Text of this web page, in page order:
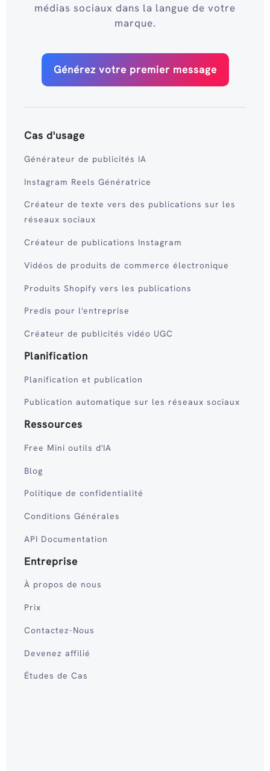
médias sociaux dans la langue de votre
marque.
Générez votre premier message
Cas d'usage
Générateur de publicités IA
Instagram Reels Génératrice
Créateur de texte vers des publications sur les
réseaux sociaux
Créateur de publications Instagram
Vidéos de produits de commerce électronique
Produits Shopify vers les publications
Predis pour l'entreprise
Créateur de publicités vidéo UGC
Planification
Planification et publication
Publication automatique sur les réseaux sociaux
Ressources
Free Mini outils d'IA
Blog
Politique de confidentialité
Conditions Générales
API Documentation
Entreprise
À propos de nous
Prix
Contactez-Nous
Devenez affilié
Études de Cas